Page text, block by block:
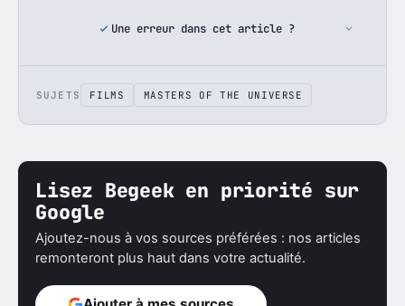
Une erreur dans cet article ?
SUJETS FILMS MASTERS OF THE UNIVERSE
Lisez Begeek en priorité sur
Google
Ajoutez-nous à vos sources préférées : nos articles
remonteront plus haut dans votre actualité.